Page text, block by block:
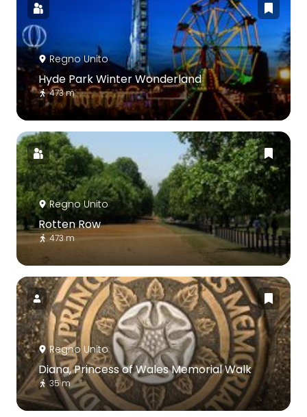
Regno Unito
Hyde Park Winter Wonderland
473 m
Regno Unito
Rotten Row
473 m
Regno Unito
Diana, Princess of Wales Memorial Walk
35 m